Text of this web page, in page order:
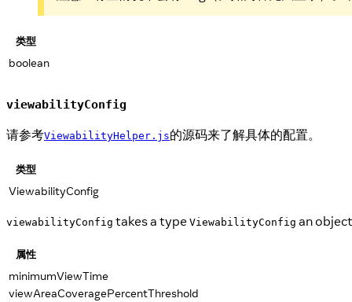
类型
boolean
viewabilityConfig
请参考ViewabilityHelper.js的源码来了解具体的配置。
类型
ViewabilityConfig
viewabilityConfig takes a type ViewabilityConfig an
属性
minimumViewTime
viewAreaCoveragePercentThreshold